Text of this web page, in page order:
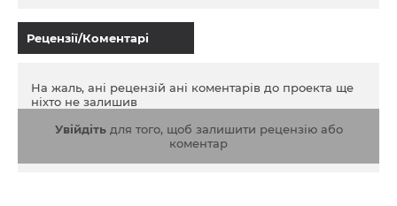
Рецензії/Коментарі
На жаль, ані рецензій ані коментарів до проекта ще
ніхто не залишив
Увійдітьдля того, щоб залишити рецензію або
коментар